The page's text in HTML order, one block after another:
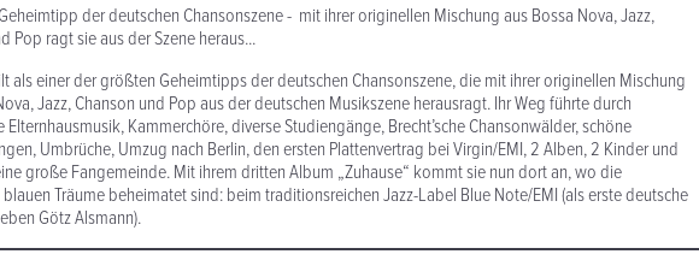
der deutschen Chansonszene - mit ihrer originellen Mischung aus Bossa Nova, Jazz,
Pop ragt sie aus der Szene heraus...
als einer der größten Geheimtipps der deutschen Chansonszene, die mit ihrer originellen Mischung
Jazz, Chanson und Pop aus der deutschen Musikszene herausragt. Ihr Weg führte durch
Elternhausmusik, Kammerchöre, diverse Studiengänge, Brecht’sche Chansonwälder, schöne
Umbrüche, Umzug nach Berlin, den ersten Plattenvertrag bei Virgin/EMI, 2 Alben, 2 Kinder und
große Fangemeinde. Mit ihrem dritten Album „Zuhause“ kommt sie nun dort an, wo die
Träume beheimatet sind: beim traditionsreichen Jazz-Label Blue Note/EMI (als erste deutsche
Götz Alsmann).